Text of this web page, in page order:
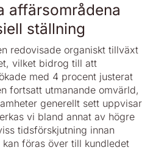
affärsområdena
ställning
redovisade organiskt tillväxt
vilket bidrog till att
med 4 procent justerat
fortsatt utmanande omvärld,
generellt sett uppvisar
vi bland annat av högre
tidsförskjutning innan
kan föras över till kundledet